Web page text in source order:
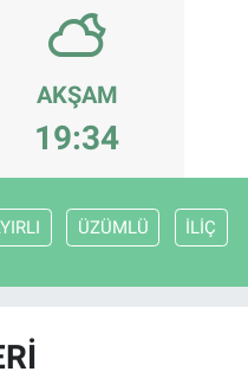
AKŞAM
19:34
ÜZÜMLÜ İLİÇ